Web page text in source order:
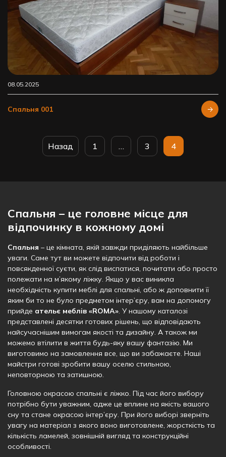
08.05.2025
Спальня 001
Назад 1 … 3 4
Спальня – це головне місце для
відпочинку в кожному домі
Спальня – це кімната, якій завжди приділяють найбільше
уваги. Саме тут ви можете відпочити від роботи і
повсякденної суєти, як слід виспатися, почитати або просто
полежати на м’якому ліжку. Якщо у вас виникла
необхідність купити меблі для спальні, або ж доповнити її
яким би то не було предметом інтер’єру, вам на допомогу
прийде ательє меблів «ROMA». У нашому каталозі
представлені десятки готових рішень, що відповідають
найсучаснішим вимогам якості та дизайну. А також ми
можемо втілити в життя будь-яку вашу фантазію. Ми
виготовимо на замовлення все, що ви забажаєте. Наші
майстри готові зробити вашу оселю стильною,
неповторною та затишною.
Головною окрасою спальні є ліжко. Під час його вибору
потрібно бути уважним, адже це вплине на якість вашого
сну та стане окрасою інтер’єру. При його виборі зверніть
увагу на матеріал з якого воно виготовлене, жорсткість та
кількість ламелей, зовнішній вигляд та конструкційні
особливості.